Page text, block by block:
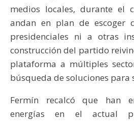
medios locales, durante el
andan en plan de escoger
presidenciales ni a otras
construcción del partido
plataforma a múltiples
búsqueda de soluciones para
Fermín recalcó que han
energías en el actual